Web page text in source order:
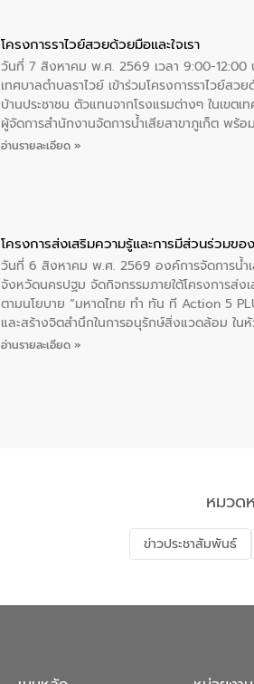
โครงการราไวย์สวยด้วยมือและใจเรา
วันที่ 7 สิงหาคม พ.ศ. 2569 เวลา 9:00-12:00
เทศบาลตำบลราไวย์ เข้าร่วมโครงการราไวย์ส
บ้านประชาชน ตัวแทนจากโรงแรมต่างๆ ในเขต
ผู้จัดการสำนักงานจัดการน้ำเสียสาขาภูเก็ต พ
บริเวณแหลมพรหมเทพ หมู่ที่ 6 ตำบลราไวย์ อำเ
อ่านรายละเอียด »
โครงการส่งเสริมความรู้และการมีส่วนร่วมข
วันที่ 6 สิงหาคม พ.ศ. 2569 องค์การจัดการน้ำ
จังหวัดนครปฐม จัดกิจกรรมภายใต้โครงการส่ง
ตามนโยบาย “มหาดไทย ทำ ทัน ที Action 5
และสร้างจิตสำนึกในการอนุรักษ์สิ่งแวดล้อม ใน
ของน้ำเสีย แนวทางการลดการเกิดน้ำเสียจาก
อ่านรายละเอียด »
หมวด
ข่าวประชาสัมพันธ์